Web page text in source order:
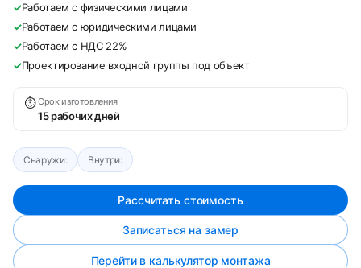
✓Работаем с физическими лицами
✓Работаем с юридическими лицами
✓Работаем с НДС 22%
✓Проектирование входной группы под объект
⏱ Срок изготовления
15 рабочих дней
Снаружи: Внутри:
Рассчитать стоимость
Записаться на замер
Перейти в калькулятор монтажа